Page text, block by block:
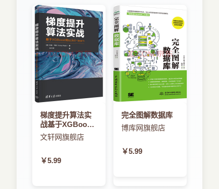
2.2.4 灵活的单元格高度
2.2.5 开发定制的单元格
2.2.6 创建聊天用户对象
2.2.7 融会贯通
2.3 UITableView的下拉功能
2.3.1 实现UISearchbar
这个UITableView控件创建一个属性。也需要设置
ReferencingOutlets一栏中的datasource和
delegate指向UITableView对象。确保
YDViewController.xib文件看起来如图2-2中所示。
打开YDViewController.h文件，创建名为
rowData的NSMutableArray对象充当datasource，
如代码清单2-1中所示。
图2-2
代码清单2-
1Chapter2/PlainTable/YDViewController.h
在我的职业生涯中，我管理和共同成立了几家IT服
务公司，并在这些公司中担任项目经理、商业顾问
和董事，但是我总是能够在这些项目中找到时间去
做一些软件开发工作。
在这些年里，我曾经给一些大公司交付过高端软件
解决方案，例如富士胶片公司(Fuji Photo Film)、壳
牌公司(Shell)、联合利华公司(Unilever)、普利斯通
(Ricoh)以及全世界的其他许多公司。我不是图像设
计师，并且设计应用的视觉效果并不是我的强项。
我向来关注于代码优化和新技术的探索。开发出高
阶面向对象的代码而又使用极少内存占用空间的设
梯度提升算法实
战基于XGBoost
和scikit-learn
文轩网旗舰店
￥5.99
完全图解数据库
博库网旗舰店
￥5.99